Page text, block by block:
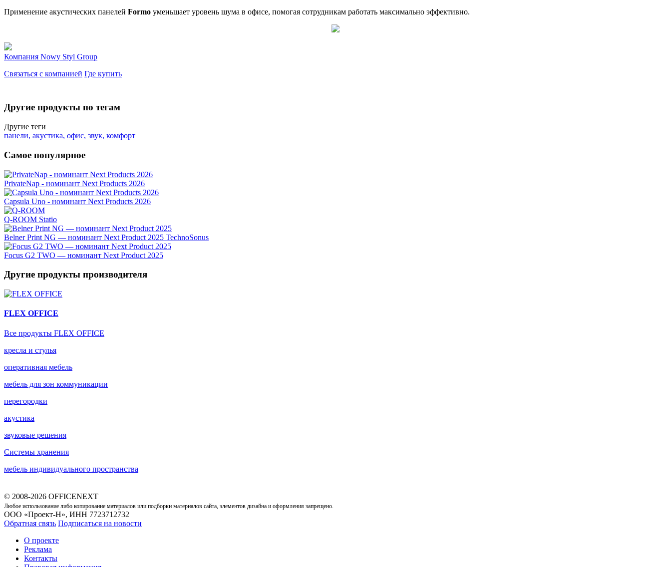
Применение акустических панелей Formo уменьшает уровень шума в офисе, помогая сотрудникам работать максимально эффективно.
Компания Nowy Styl Group
Связаться с компанией Где купить
Другие продукты по тегам
Другие теги
панели, акустика, офис, звук, комфорт
Самое популярное
PrivateNap - номинант Next Products 2026
Capsula Uno - номинант Next Products 2026
Q-ROOM Statio
Belner Print NG — номинант Next Product 2025 TechnoSonus
Focus G2 TWO — номинант Next Product 2025
Другие продукты производителя
FLEX OFFICE
Все продукты FLEX OFFICE
кресла и стулья
оперативная мебель
мебель для зон коммуникации
перегородки
акустика
звуковые решения
Cистемы хранения
мебель индивидуального пространства
© 2008-2026 OFFICENEXT
Любое использование либо копирование материалов или подборки материалов сайта, элементов дизайна и оформления запрещено.
ООО «Проект-Н», ИНН 7723712732
Обратная связь Подписаться на новости
О проекте
Реклама
Контакты